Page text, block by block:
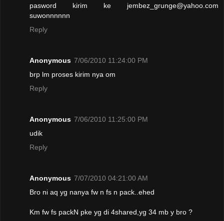
pasword kirim ke jembez_grunge@yahoo.com
suwonnnnnn
Reply
Anonymous 7/06/2010 11:24:00 PM
brp lm proses kirim nya om
Reply
Anonymous 7/06/2010 11:25:00 PM
udik
Reply
Anonymous 7/07/2010 04:21:00 AM
Bro ni aq yg nanya fw n fs n pack..ehed
Km fw fs packN pke yg di 4shared,yg 34 mb y bro ?